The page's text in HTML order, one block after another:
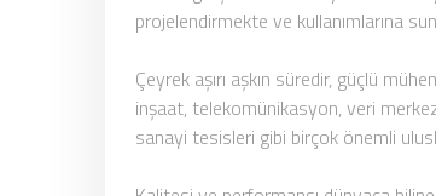
projelendirmekte ve kullanımlarına
Çeyrek aşırı aşkın süredir, güçlü
inşaat, telekomünikasyon, veri
sanayi tesisleri gibi birçok önemli